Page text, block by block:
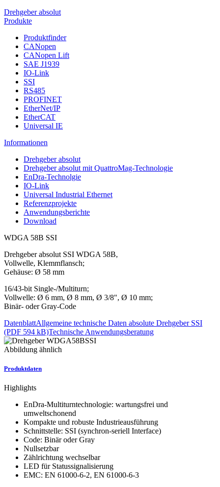
Drehgeber absolut
Produkte
Produktfinder
CANopen
CANopen Lift
SAE J1939
IO-Link
SSI
RS485
PROFINET
EtherNet/IP
EtherCAT
Universal IE
Informationen
Drehgeber absolut
Drehgeber absolut mit QuattroMag-Technologie
EnDra-Technolgie
IO-Link
Universal Industrial Ethernet
Referenzprojekte
Anwendungsberichte
Download
WDGA 58B SSI
Drehgeber absolut SSI WDGA 58B,
Vollwelle, Klemmflansch;
Gehäuse: Ø 58 mm
16/43-bit Single-/Multiturn;
Vollwelle: Ø 6 mm, Ø 8 mm, Ø 3/8", Ø 10 mm;
Binär- oder Gray-Code
DatenblattAllgemeine technische Daten absolute Drehgeber SSI
(PDF 594 kB)Technische Anwendungsberatung
Abbildung ähnlich
Produktdaten
Highlights
EnDra-Multiturntechnologie: wartungsfrei und
umweltschonend
Kompakte und robuste Industrieausführung
Schnittstelle: SSI (synchron-seriell Interface)
Code: Binär oder Gray
Nullsetzbar
Zählrichtung wechselbar
LED für Statussignalisierung
EMC: EN 61000-6-2, EN 61000-6-3